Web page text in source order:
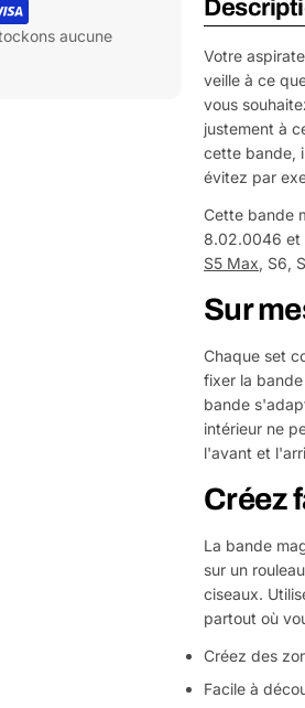
aucune
Votre
veille à ce
vous
justement à
cette bande,
évitez par
Cette bande
8.02.0046 et
S5 Max, S6,
Sur
Chaque set
fixer la
bande
intérieur ne
l'avant et
Créez
La bande
sur un
ciseaux.
partout où
Créez des
Facile à